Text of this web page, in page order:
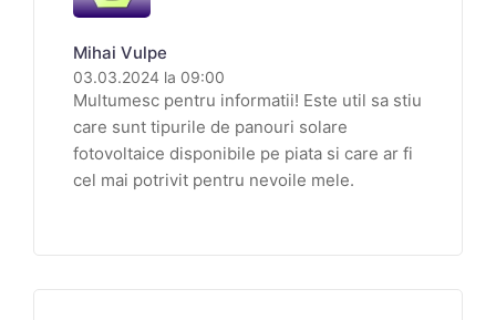
Mihai Vulpe
03.03.2024 la 09:00
Multumesc pentru informatii! Este util sa stiu
care sunt tipurile de panouri solare
fotovoltaice disponibile pe piata si care ar fi
cel mai potrivit pentru nevoile mele.